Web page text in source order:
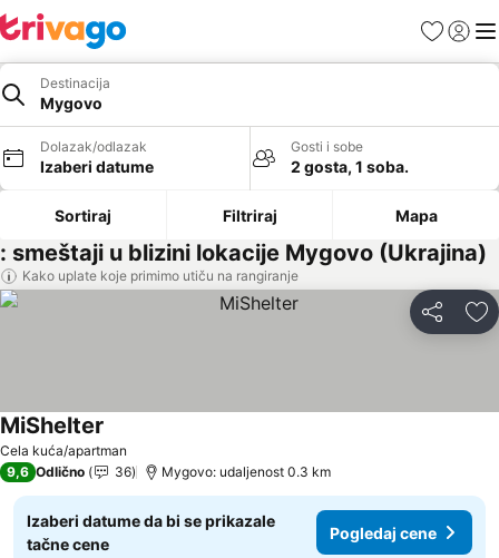
FavoritiPrijavi
Destinacija
Mygovo
Dolazak/odlazak
Izaberi datume
Gosti i sobe
2 gosta, 1 soba.
Sortiraj Filtriraj Mapa
: smeštaji u blizini lokacije Mygovo (Ukrajina)
Kako uplate koje primimo utiču na rangiranje
Deli
Cela kuća/apartman
MiShelter
9,6 Odlično 36 Mygovo: udaljenost 0.3 km
Izaberi datume da bi se prikazale
tačne cene
Pogledaj cene